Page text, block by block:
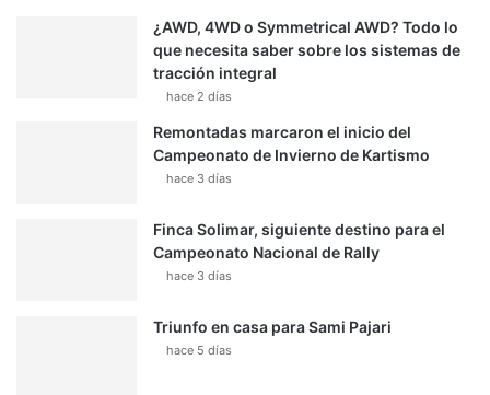
¿AWD, 4WD o Symmetrical AWD? Todo lo
que necesita saber sobre los sistemas de
tracción integral
hace 2 días
Remontadas marcaron el inicio del
Campeonato de Invierno de Kartismo
hace 3 días
Finca Solimar, siguiente destino para el
Campeonato Nacional de Rally
hace 3 días
Triunfo en casa para Sami Pajari
hace 5 días